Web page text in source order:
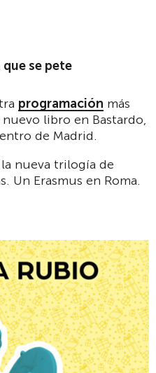
se pete
programación más
libro en Bastardo,
de Madrid.
nueva trilogía de
Un Erasmus en Roma.